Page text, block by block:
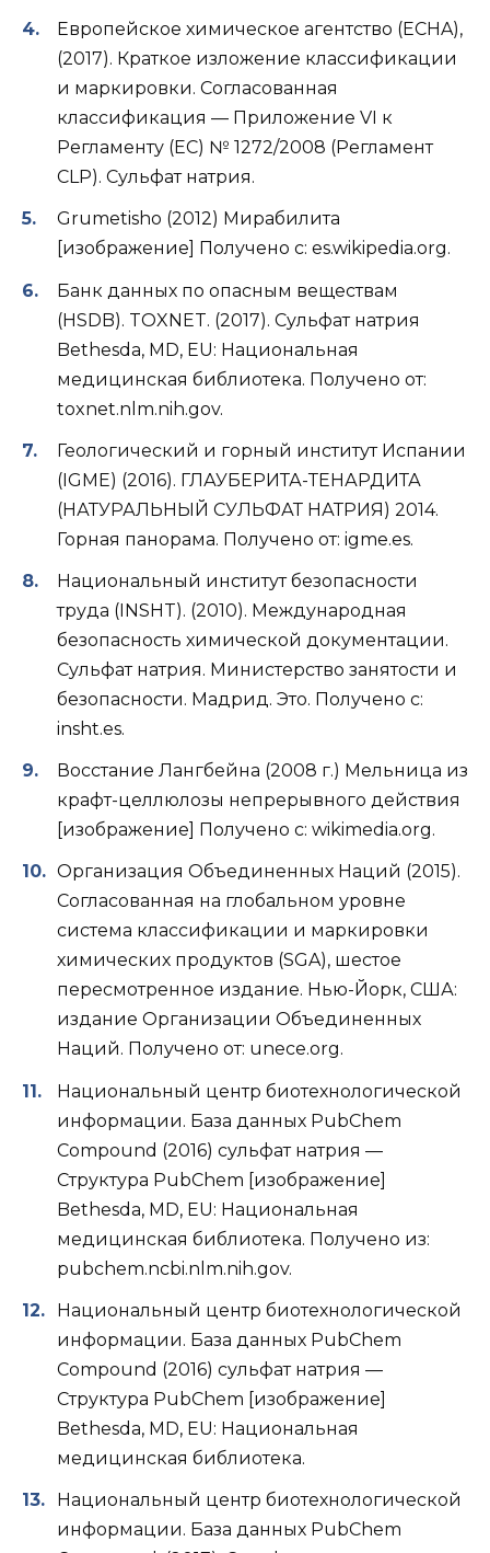
Европейское химическое агентство (ECHA),
(2017). Краткое изложение классификации
и маркировки. Согласованная
классификация — Приложение VI к
Регламенту (ЕС) № 1272/2008 (Регламент
CLP). Сульфат натрия.
Grumetisho (2012) Мирабилита
[изображение] Получено с: es.wikipedia.org.
Банк данных по опасным веществам
(HSDB). TOXNET. (2017). Сульфат натрия
Bethesda, MD, EU: Национальная
медицинская библиотека. Получено от:
toxnet.nlm.nih.gov.
Геологический и горный институт Испании
(IGME) (2016). ГЛАУБЕРИТА-ТЕНАРДИТА
(НАТУРАЛЬНЫЙ СУЛЬФАТ НАТРИЯ) 2014.
Горная панорама. Получено от: igme.es.
Национальный институт безопасности
труда (INSHT). (2010). Международная
безопасность химической документации.
Сульфат натрия. Министерство занятости и
безопасности. Мадрид. Это. Получено с:
insht.es.
Восстание Лангбейна (2008 г.) Мельница из
крафт-целлюлозы непрерывного действия
[изображение] Получено с: wikimedia.org.
Организация Объединенных Наций (2015).
Согласованная на глобальном уровне
система классификации и маркировки
химических продуктов (SGA), шестое
пересмотренное издание. Нью-Йорк, США:
издание Организации Объединенных
Наций. Получено от: unece.org.
Национальный центр биотехнологической
информации. База данных PubChem
Compound (2016) сульфат натрия —
Структура PubChem [изображение]
Bethesda, MD, EU: Национальная
медицинская библиотека. Получено из:
pubchem.ncbi.nlm.nih.gov.
Национальный центр биотехнологической
информации. База данных PubChem
Compound (2016) сульфат натрия —
Структура PubChem [изображение]
Bethesda, MD, EU: Национальная
медицинская библиотека.
Национальный центр биотехнологической
информации. База данных PubChem